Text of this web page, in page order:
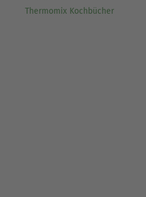
Thermomix Kochbücher